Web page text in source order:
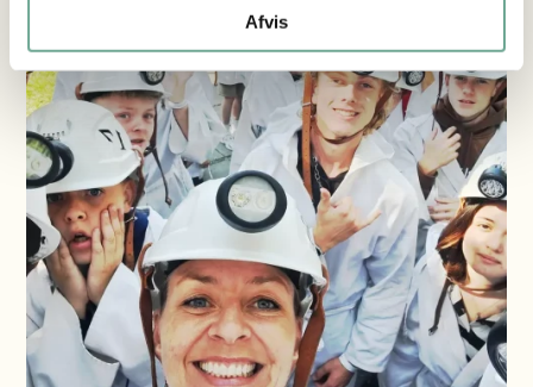
Afvis